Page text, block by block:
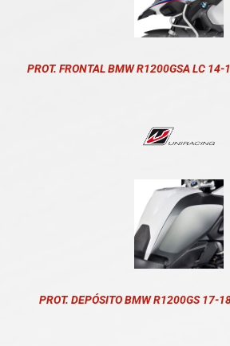
PROT. FRONTAL BMW R1200GSA LC
PROT. DEPÓSITO BMW R1200GS 17-